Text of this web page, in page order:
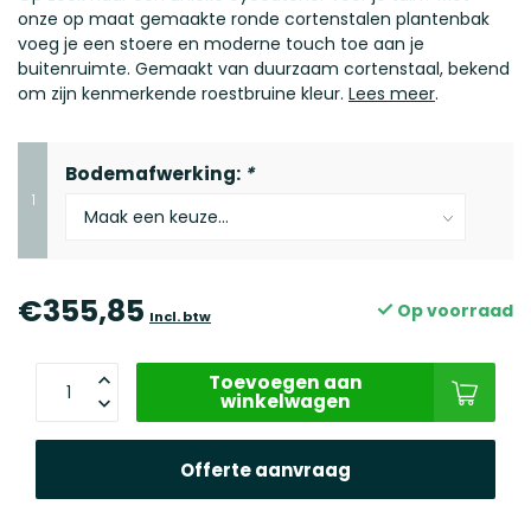
onze op maat gemaakte ronde cortenstalen plantenbak
voeg je een stoere en moderne touch toe aan je
buitenruimte. Gemaakt van duurzaam cortenstaal, bekend
om zijn kenmerkende roestbruine kleur. Lees meer.
1
Bodemafwerking: *
€355,85 Incl. btw Op voorraad
Toevoegen aan
winkelwagen
Offerte aanvraag